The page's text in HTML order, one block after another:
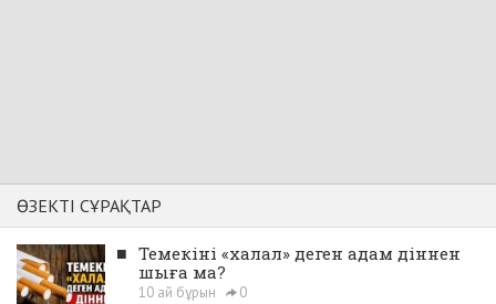
ӨЗЕКТІ СҰРАҚТАР
■ Темекіні «халал» деген адам діннен
шыға ма?
10 ай бұрын 0